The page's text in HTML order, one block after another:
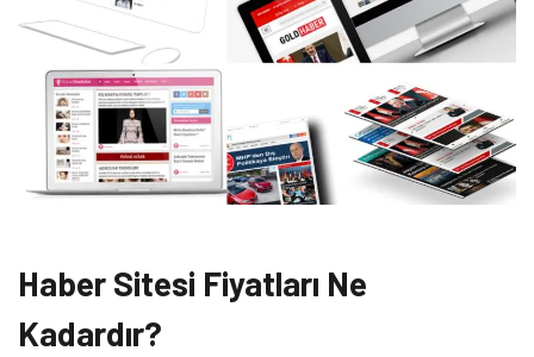
Haber Sitesi Fiyatları Ne
Kadardır?